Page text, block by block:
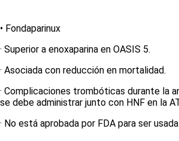
• Fondaparinux
· Superior a enoxaparina en OASIS 5.
· Asociada con reducción en mortalidad.
· Complicaciones trombóticas durante la
se debe administrar junto con HNF en la
· No está aprobada por FDA para ser